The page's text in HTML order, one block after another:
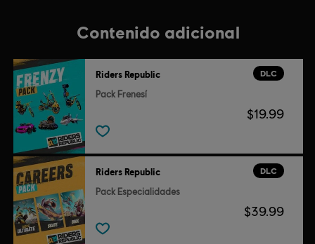
Contenido adicional
DLC
Riders Republic
Pack Frenesí
$19.99
DLC
Riders Republic
Pack Especialidades
$39.99